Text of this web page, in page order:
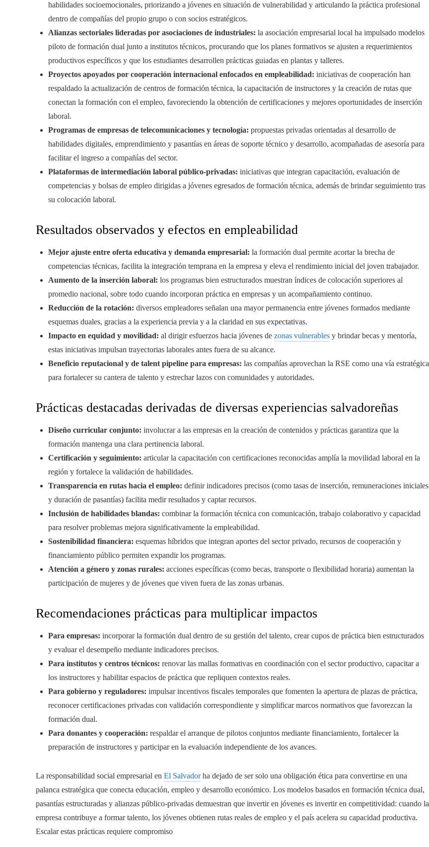
habilidades socioemocionales, priorizando a jóvenes en situación de vulnerabilidad y articulando la práctica profesional
dentro de compañías del propio grupo o con socios estratégicos.
Alianzas sectoriales lideradas por asociaciones de industriales: la asociación empresarial local ha impulsado modelos
piloto de formación dual junto a institutos técnicos, procurando que los planes formativos se ajusten a requerimientos
productivos específicos y que los estudiantes desarrollen prácticas guiadas en plantas y talleres.
Proyectos apoyados por cooperación internacional enfocados en empleabilidad: iniciativas de cooperación han
respaldado la actualización de centros de formación técnica, la capacitación de instructores y la creación de rutas que
conectan la formación con el empleo, favoreciendo la obtención de certificaciones y mejores oportunidades de inserción
laboral.
Programas de empresas de telecomunicaciones y tecnología: propuestas privadas orientadas al desarrollo de
habilidades digitales, emprendimiento y pasantías en áreas de soporte técnico y desarrollo, acompañadas de asesoría para
facilitar el ingreso a compañías del sector.
Plataformas de intermediación laboral público-privadas: iniciativas que integran capacitación, evaluación de
competencias y bolsas de empleo dirigidas a jóvenes egresados de formación técnica, además de brindar seguimiento tras
su colocación laboral.
Resultados observados y efectos en empleabilidad
Mejor ajuste entre oferta educativa y demanda empresarial: la formación dual permite acortar la brecha de
competencias técnicas, facilita la integración temprana en la empresa y eleva el rendimiento inicial del joven trabajador.
Aumento de la inserción laboral: los programas bien estructurados muestran índices de colocación superiores al
promedio nacional, sobre todo cuando incorporan práctica en empresas y un acompañamiento continuo.
Reducción de la rotación: diversos empleadores señalan una mayor permanencia entre jóvenes formados mediante
esquemas duales, gracias a la experiencia previa y a la claridad en sus expectativas.
Impacto en equidad y movilidad: al dirigir esfuerzos hacia jóvenes de zonas vulnerables y brindar becas y mentoría,
estas iniciativas impulsan trayectorias laborales antes fuera de su alcance.
Beneficio reputacional y de talent pipeline para empresas: las compañías aprovechan la RSE como una vía estratégica
para fortalecer su cantera de talento y estrechar lazos con comunidades y autoridades.
Prácticas destacadas derivadas de diversas experiencias salvadoreñas
Diseño curricular conjunto: involucrar a las empresas en la creación de contenidos y prácticas garantiza que la
formación mantenga una clara pertinencia laboral.
Certificación y seguimiento: articular la capacitación con certificaciones reconocidas amplía la movilidad laboral en la
región y fortalece la validación de habilidades.
Transparencia en rutas hacia el empleo: definir indicadores precisos (como tasas de inserción, remuneraciones iniciales
y duración de pasantías) facilita medir resultados y captar recursos.
Inclusión de habilidades blandas: combinar la formación técnica con comunicación, trabajo colaborativo y capacidad
para resolver problemas mejora significativamente la empleabilidad.
Sostenibilidad financiera: esquemas híbridos que integran aportes del sector privado, recursos de cooperación y
financiamiento público permiten expandir los programas.
Atención a género y zonas rurales: acciones específicas (como becas, transporte o flexibilidad horaria) aumentan la
participación de mujeres y de jóvenes que viven fuera de las zonas urbanas.
Recomendaciones prácticas para multiplicar impactos
Para empresas: incorporar la formación dual dentro de su gestión del talento, crear cupos de práctica bien estructurados
y evaluar el desempeño mediante indicadores precisos.
Para institutos y centros técnicos: renovar las mallas formativas en coordinación con el sector productivo, capacitar a
los instructores y habilitar espacios de práctica que repliquen contextos reales.
Para gobierno y reguladores: impulsar incentivos fiscales temporales que fomenten la apertura de plazas de práctica,
reconocer certificaciones privadas con validación correspondiente y simplificar marcos normativos que favorezcan la
formación dual.
Para donantes y cooperación: respaldar el arranque de pilotos conjuntos mediante financiamiento, fortalecer la
preparación de instructores y participar en la evaluación independiente de los avances.
La responsabilidad social empresarial en El Salvadorha dejado de ser solo una obligación ética para convertirse en una
palanca estratégica que conecta educación, empleo y desarrollo económico. Los modelos basados en formación técnica dual,
pasantías estructuradas y alianzas público-privadas demuestran que invertir en jóvenes es invertir en competitividad: cuando la
empresa contribuye a formar talento, los jóvenes obtienen rutas reales de empleo y el país acelera su capacidad productiva.
Escalar estas prácticas requiere compromiso